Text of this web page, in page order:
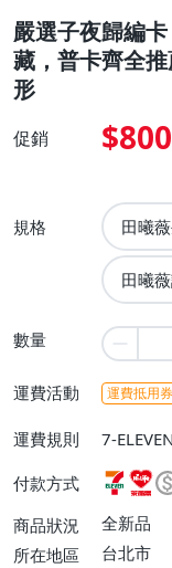
嚴選子夜歸編
藏，普卡齊全
形
促銷
規格 田曦
田曦
數量
運費活動 運費抵用券
運費規則
7-
或消費滿
不付款
運費$60
費】、
付款方式
商品狀況
全新品
所在地區
台北市